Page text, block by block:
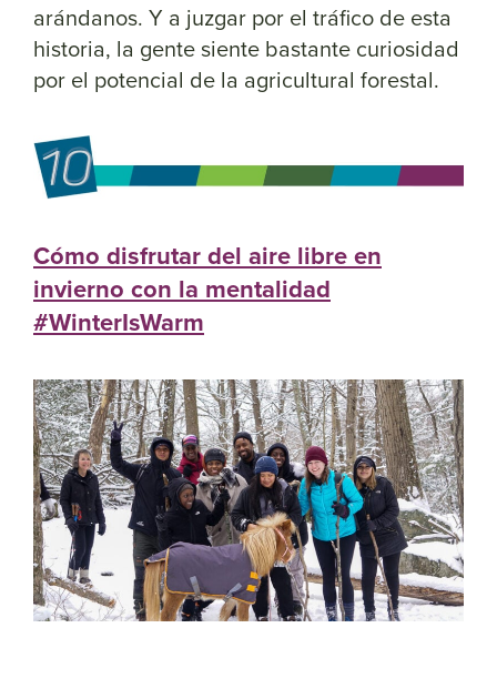
arándanos. Y a juzgar por el tráfico de esta
historia, la gente siente bastante curiosidad
por el potencial de la agricultural forestal.
Cómo disfrutar del aire libre en
invierno con la mentalidad
#WinterIsWarm